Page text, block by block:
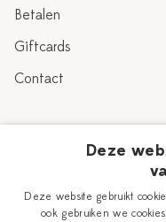
Betalen
Giftcards
Contact
Verhaal
Deze
Deze website gebruikt
ook gebruiken we